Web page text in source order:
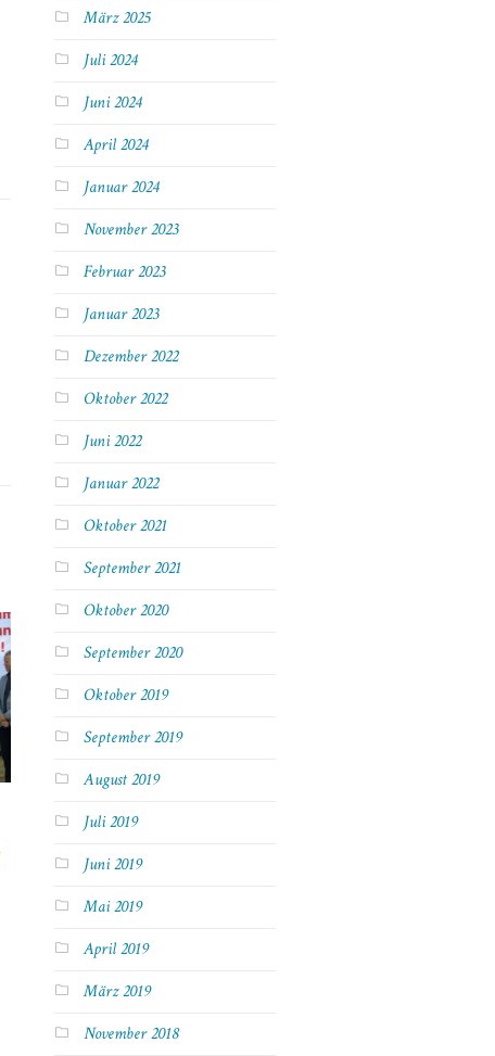
März 2025
Juli 2024
Juni 2024
April 2024
Januar 2024
November 2023
Februar 2023
Januar 2023
Dezember 2022
Oktober 2022
Juni 2022
Januar 2022
Oktober 2021
September 2021
Oktober 2020
September 2020
Oktober 2019
September 2019
August 2019
Juli 2019
Juni 2019
Mai 2019
April 2019
März 2019
November 2018